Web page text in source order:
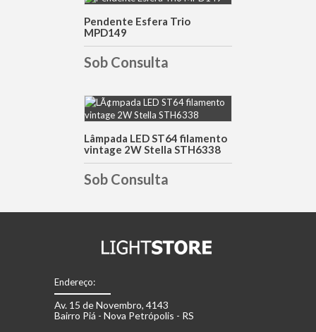
DETALHES
Pendente Esfera Trio
MPD149
Sob Consulta
DETALHES
Lâmpada LED ST64 filamento
vintage 2W Stella STH6338
Sob Consulta
Endereço:
Av. 15 de Novembro, 4143
Bairro Piá - Nova Petrópolis - RS